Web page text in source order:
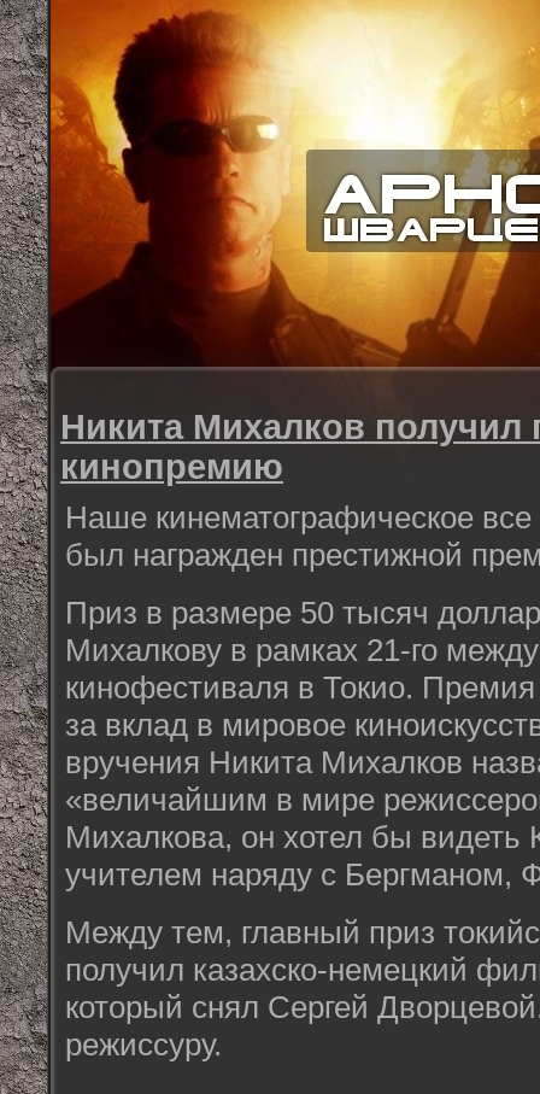
Никита Михалков получил
кинопремию
Наше кинематографическое
был награжден престижной
Приз в размере 50 тысяч
Михалкову в рамках 21-го
кинофестиваля в Токио.
за вклад в мировое
вручения Никита Михалков
«величайшим в мире
Михалкова, он хотел бы видеть
учителем наряду с Бергманом,
Между тем, главный приз
получил казахско-немецкий
который снял Сергей
режиссуру.